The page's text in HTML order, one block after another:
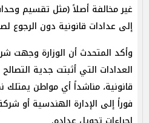
غير مخالفة أصلاً (مثل تقسيم
إلى عدادات قانونية دون الرجوع
وأكد المتحدث أن الوزارة وجهت
العدادات التي أثبتت جدية
قانونية، مناشداً أي مواطن يمتلك
فوراً إلى الإدارة الهندسية أو